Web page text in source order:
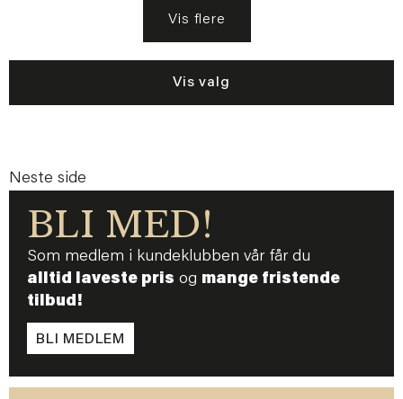
Vis flere
Vis valg
Neste side
BLI MED!
Som medlem i kundeklubben vår får du
alltid laveste pris og mange fristende
tilbud!
BLI MEDLEM